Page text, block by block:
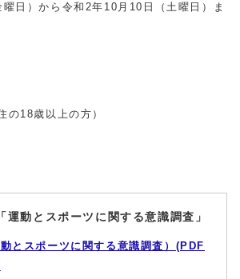
日）から令和2年10月10日（土曜日）ま
の18歳以上の方）
運動とスポーツに関する意識調査」
とスポーツに関する意識調査）(PDF